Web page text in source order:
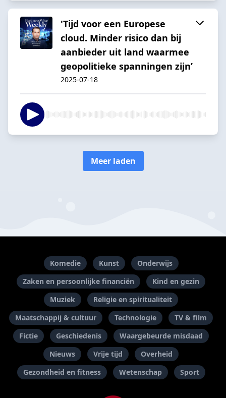
'Tijd voor een Europese
cloud. Minder risico dan bij
aanbieder uit land waarmee
geopolitieke spanningen zijn’
2025-07-18
Meer laden
Komedie Kunst
Onderwijs
Zaken en persoonlijke financiën
Kind en gezin
Muziek
Religie en spiritualiteit
Maatschappij & cultuur
Technologie
TV & film
Fictie
Geschiedenis
Waargebeurde misdaad
Nieuws
Vrije tijd
Overheid
Gezondheid en fitness
Wetenschap Sport